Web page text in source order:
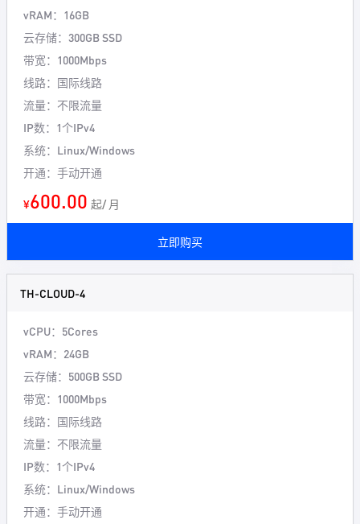
vRAM：16GB
云存储：300GB SSD
带宽：1000Mbps
线路：国际线路
流量：不限流量
IP数：1个IPv4
系统：Linux/Windows
开通：手动开通
¥600.00 起/ 月
立即购买
TH-CLOUD-4
vCPU：5Cores
vRAM：24GB
云存储：500GB SSD
带宽：1000Mbps
线路：国际线路
流量：不限流量
IP数：1个IPv4
系统：Linux/Windows
开通：手动开通